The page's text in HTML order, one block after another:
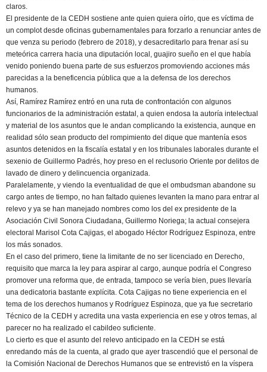
claros.
El presidente de la CEDH sostiene ante quien quiera oírlo, que es víctima de
un complot desde oficinas gubernamentales para forzarlo a renunciar antes de
que venza su periodo (febrero de 2018), y desacreditarlo para frenar así su
meteórica carrera hacia una diputación local, guajiro sueño en el que había
venido poniendo buena parte de sus esfuerzos promoviendo acciones más
parecidas a la beneficencia pública que a la defensa de los derechos
humanos.
Así, Ramírez Ramírez entró en una ruta de confrontación con algunos
funcionarios de la administración estatal, a quien endosa la autoría intelectual
y material de los asuntos que le andan complicando la existencia, aunque en
realidad sólo sean producto del rompimiento del dique que mantenía esos
asuntos detenidos en la fiscalía estatal y en los tribunales laborales durante el
sexenio de Guillermo Padrés, hoy preso en el reclusorio Oriente por delitos de
lavado de dinero y delincuencia organizada.
Paralelamente, y viendo la eventualidad de que el ombudsman abandone su
cargo antes de tiempo, no han faltado quienes levanten la mano para entrar al
relevo y ya se han manejado nombres como los del ex presidente de la
Asociación Civil Sonora Ciudadana, Guillermo Noriega; la actual consejera
electoral Marisol Cota Cajigas, el abogado Héctor Rodríguez Espinoza, entre
los más sonados.
En el caso del primero, tiene la limitante de no ser licenciado en Derecho,
requisito que marca la ley para aspirar al cargo, aunque podría el Congreso
promover una reforma que, de entrada, tampoco se vería bien, pues llevaría
una dedicatoria bastante explícita. Cota Cajigas no tiene experiencia en el
tema de los derechos humanos y Rodríguez Espinoza, que ya fue secretario
Técnico de la CEDH y acredita una vasta experiencia en ese y otros temas, al
parecer no ha realizado el cabildeo suficiente.
Lo cierto es que el asunto del relevo anticipado en la CEDH se está
enredando más de la cuenta, al grado que ayer trascendió que el personal de
la Comisión Nacional de Derechos Humanos que se entrevistó en la víspera